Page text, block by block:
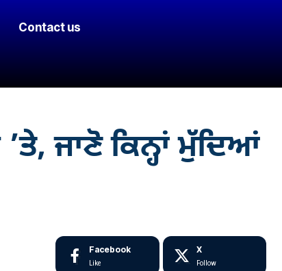
Contact us
ਜਾਣੋ ਕਿਨ੍ਹਾਂ ਮੁੱਦਿਆਂ
Facebook
Like
X
Follow